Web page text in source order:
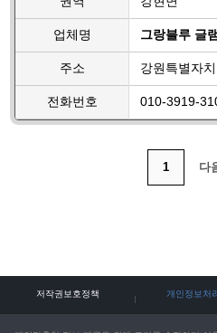
업체명 그랑블루 글
주소 강원특별자
전화번호 010-3919-
1 다
저작권보호정책 개인정보처